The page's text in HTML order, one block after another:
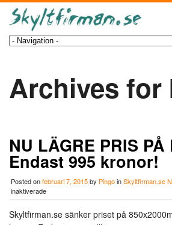
Archives for
NU LÄGRE PRIS PÅ
Endast 995 kronor!
Posted onfebruari 7, 2015by PingoinSkyltfirman.se
inaktiveradeför
PRIS
Skyltfirman.se sänker priset på